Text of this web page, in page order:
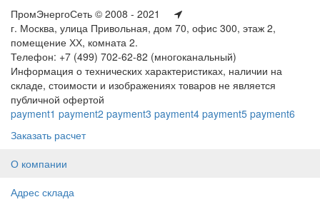
ПромЭнергоСеть © 2008 - 2021
г. Москва, улица Привольная, дом 70, офис 300, этаж 2,
помещение ХХ, комната 2.
Телефон: +7 (499) 702-62-82 (многоканальный)
Информация о технических характеристиках, наличии на
складе, стоимости и изображениях товаров не является
публичной офертой
payment1 payment2 payment3 payment4 payment5 payment6
Заказать расчет
О компании
Адрес склада